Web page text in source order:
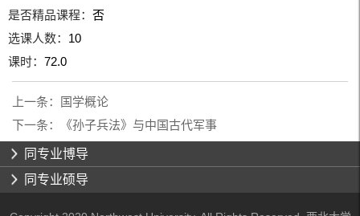
是否精品课程：否
选课人数： 10
课时：72.0
上一条：
国学概论
下一条：
《孙子兵法》与中国古代军事
同专业博导
同专业硕导